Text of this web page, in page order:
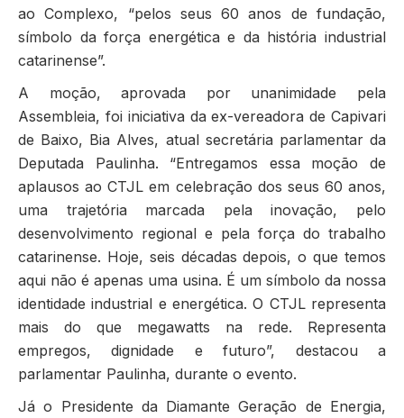
ao Complexo, “pelos seus 60 anos de fundação,
símbolo da força energética e da história industrial
catarinense”.
A moção, aprovada por unanimidade pela
Assembleia, foi iniciativa da ex-vereadora de Capivari
de Baixo, Bia Alves, atual secretária parlamentar da
Deputada Paulinha. “Entregamos essa moção de
aplausos ao CTJL em celebração dos seus 60 anos,
uma trajetória marcada pela inovação, pelo
desenvolvimento regional e pela força do trabalho
catarinense. Hoje, seis décadas depois, o que temos
aqui não é apenas uma usina. É um símbolo da nossa
identidade industrial e energética. O CTJL representa
mais do que megawatts na rede. Representa
empregos, dignidade e futuro”, destacou a
parlamentar Paulinha, durante o evento.
Já o Presidente da Diamante Geração de Energia,